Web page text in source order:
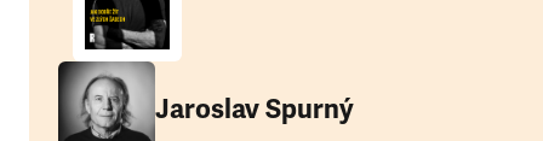
Jaroslav Spurný